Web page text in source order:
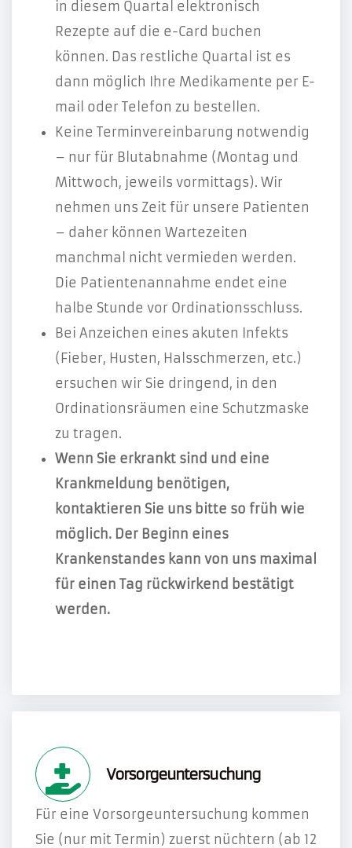
in diesem Quartal elektronisch
Rezepte auf die e-Card buchen
können. Das restliche Quartal ist es
dann möglich Ihre Medikamente per E-
mail oder Telefon zu bestellen.
Keine Terminvereinbarung notwendig
– nur für Blutabnahme (Montag und
Mittwoch, jeweils vormittags). Wir
nehmen uns Zeit für unsere Patienten
– daher können Wartezeiten
manchmal nicht vermieden werden.
Die Patientenannahme endet eine
halbe Stunde vor Ordinationsschluss.
Bei Anzeichen eines akuten Infekts
(Fieber, Husten, Halsschmerzen, etc.)
ersuchen wir Sie dringend, in den
Ordinationsräumen eine Schutzmaske
zu tragen.
Wenn Sie erkrankt sind und eine
Krankmeldung benötigen,
kontaktieren Sie uns bitte so früh wie
möglich. Der Beginn eines
Krankenstandes kann von uns maximal
für einen Tag rückwirkend bestätigt
werden.
Vorsorgeuntersuchung
Für eine Vorsorgeuntersuchung kommen
Sie (nur mit Termin) zuerst nüchtern (ab 12